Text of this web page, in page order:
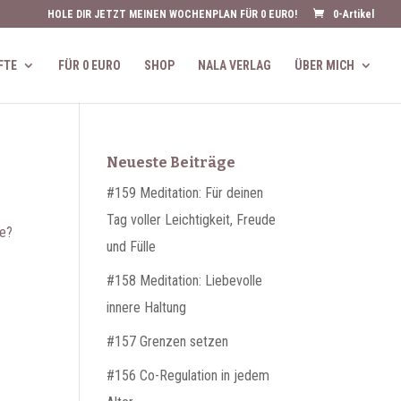
HOLE DIR JETZT MEINEN WOCHENPLAN FÜR 0 EURO! 0-Artikel
FÜR 0 EURO SHOP NALA VERLAG ÜBER MICH
Neueste Beiträge
#159 Meditation: Für deinen
Tag voller Leichtigkeit, Freude
und Fülle
#158 Meditation: Liebevolle
innere Haltung
#157 Grenzen setzen
#156 Co-Regulation in jedem